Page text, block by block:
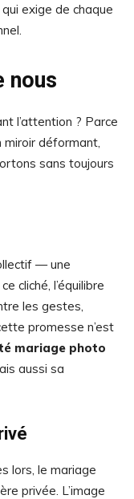
exige de chaque
nous
l’attention ? Parce
miroir déformant,
sans toujours
— une
cliché, l’équilibre
les gestes,
promesse n’est
mariage photo
aussi sa
lors, le mariage
privée. L’image